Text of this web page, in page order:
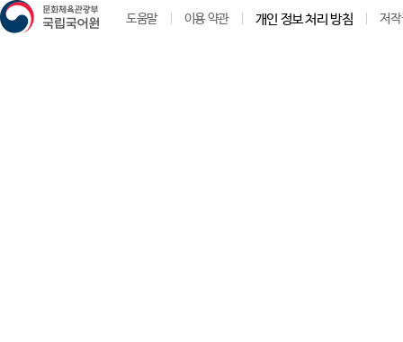
도움말 이용 약관 개인 정보 처리 방침 저